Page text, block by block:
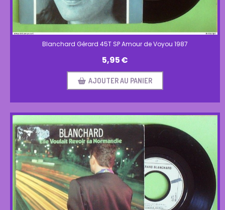
Blanchard Gérard 45T SP Amour de Voyou 1987
5,95€
AJOUTER AU PANIER